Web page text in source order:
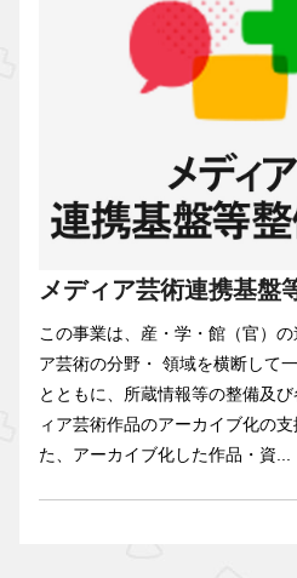
メディア芸術連携基盤
この事業は、産・学・館（官）
ア芸術の分野・ 領域を横断して
とともに、所蔵情報等の整備及
ィア芸術作品のアーカイブ化の
た、アーカイブ化した作品・資...